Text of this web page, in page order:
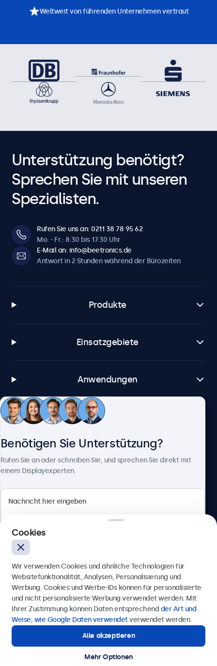
Weltweit von führenden Unternehmen vertraut
Unterstützung benötigt?
Sprechen Sie mit unseren
Spezialisten.
Rufen Sie uns an: 0211 38 78 95 62
Mo. - Fr.: 8:30 bis 17:30 Uhr
E-Mail an: info@beetronics.de
Antwort in 2 Stunden während der Bürozeiten
Produkte
Einsatzgebiete
Anwendungen
Kundenservice
Berliner Allee 59, 40212 Düsseldorf, Deutschland
Deutsch
© 2026 Beetronics
Benötigen Sie Unterstützung?
Rufen Sie an oder schreiben Sie, und sprechen Sie direkt mit
einem Displayexperten.
Anfrage senden
Rufen Sie uns an unter0211 38 78 95 62
Benötigen Sie Unterstützung?
Kontaktieren Sie uns!
Cookies
Wir verwenden Cookies und ähnliche Technologien für
Websitefunktionalität, Analysen, Personalisierung und
Werbung. Cookies und Werbe-IDs können für personalisierte
und nicht personalisierte Werbung verwendet werden. Mit
Ihrer Zustimmung können Daten entsprechend der Art und
Weise, wie Google Daten verwendetverwendet werden.
Alle akzeptieren
Mehr Optionen